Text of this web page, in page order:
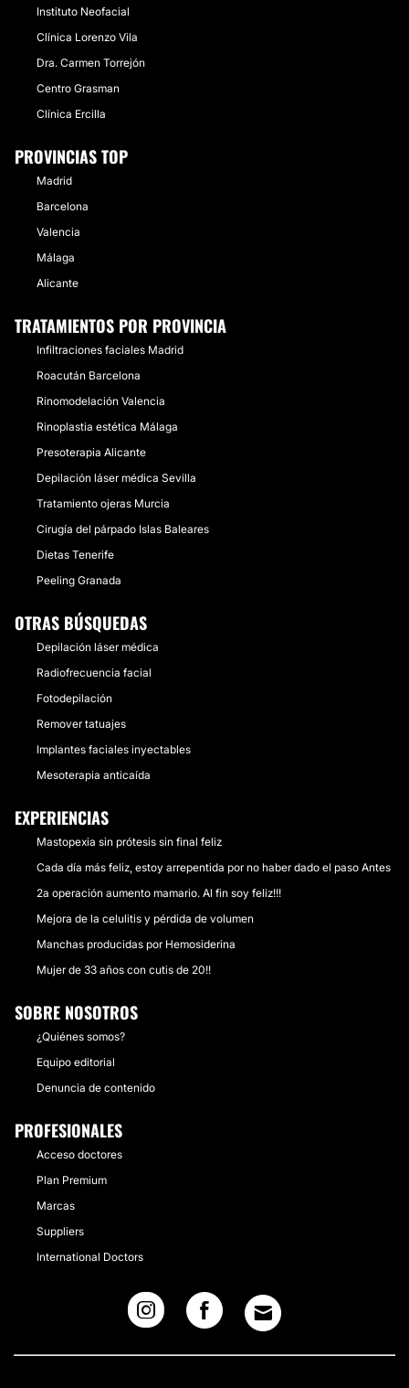
Instituto Neofacial
Clínica Lorenzo Vila
Dra. Carmen Torrejón
Centro Grasman
Clínica Ercilla
PROVINCIAS TOP
Madrid
Barcelona
Valencia
Málaga
Alicante
TRATAMIENTOS POR PROVINCIA
Infiltraciones faciales Madrid
Roacután Barcelona
Rinomodelación Valencia
Rinoplastia estética Málaga
Presoterapia Alicante
Depilación láser médica Sevilla
Tratamiento ojeras Murcia
Cirugía del párpado Islas Baleares
Dietas Tenerife
Peeling Granada
OTRAS BÚSQUEDAS
Depilación láser médica
Radiofrecuencia facial
Fotodepilación
Remover tatuajes
Implantes faciales inyectables
Mesoterapia anticaída
EXPERIENCIAS
Mastopexia sin prótesis sin final feliz
Cada día más feliz, estoy arrepentida por no haber dado el paso Antes
2a operación aumento mamario. Al fin soy feliz!!!
Mejora de la celulitis y pérdida de volumen
Manchas producidas por Hemosiderina
Mujer de 33 años con cutis de 20!!
SOBRE NOSOTROS
¿Quiénes somos?
Equipo editorial
Denuncia de contenido
PROFESIONALES
Acceso doctores
Plan Premium
Marcas
Suppliers
International Doctors